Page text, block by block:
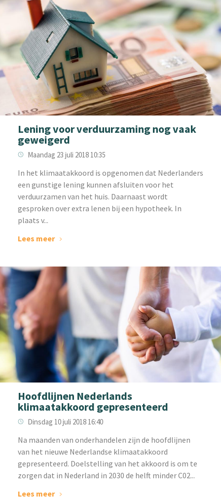
Lening voor verduurzaming nog vaak
geweigerd
Maandag 23 juli 2018 10:35
In het klimaatakkoord is opgenomen dat Nederlanders
een gunstige lening kunnen afsluiten voor het
verduurzamen van het huis. Daarnaast wordt
gesproken over extra lenen bij een hypotheek. In
plaats v...
Lees meer
Hoofdlijnen Nederlands
klimaatakkoord gepresenteerd
Dinsdag 10 juli 2018 16:40
Na maanden van onderhandelen zijn de hoofdlijnen
van het nieuwe Nederlandse klimaatakkoord
gepresenteerd. Doelstelling van het akkoord is om te
zorgen dat in Nederland in 2030 de helft minder C02...
Lees meer